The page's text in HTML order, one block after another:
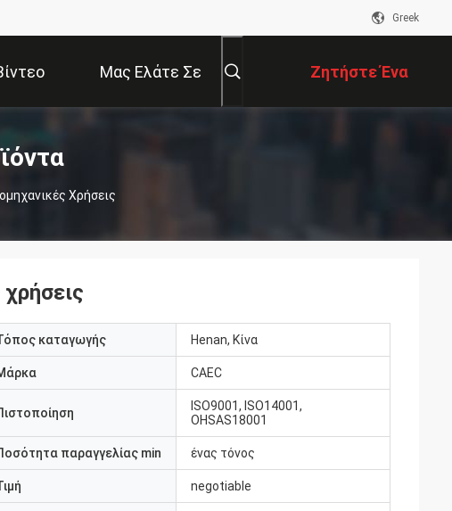
Greek
Μας Ελάτε Σε Ζητήστε Ένα
Απόσπασμα
Χρήσεις
καταγωγής Henan, Κίνα
CAEC
ISO9001, ISO14001,
OHSAS18001
παραγγελίας min ένας τόνος
negotiable